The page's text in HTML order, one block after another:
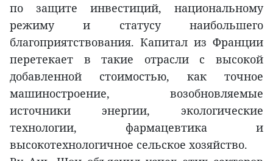
по защите инвестиций, национальному
режиму и статусу наибольшего
благоприятствования. Капитал из Франции
перетекает в такие отрасли с высокой
добавленной стоимостью, как точное
машиностроение, возобновляемые
источники энергии, экологические
технологии, фармацевтика и
высокотехнологичное сельское хозяйство.